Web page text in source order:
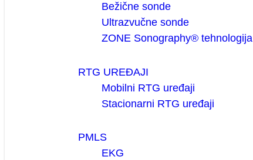
Bežične sonde
Ultrazvučne sonde
ZONE Sonography® tehnologija
RTG UREĐAJI
Mobilni RTG uređaji
Stacionarni RTG uređaji
PMLS
EKG